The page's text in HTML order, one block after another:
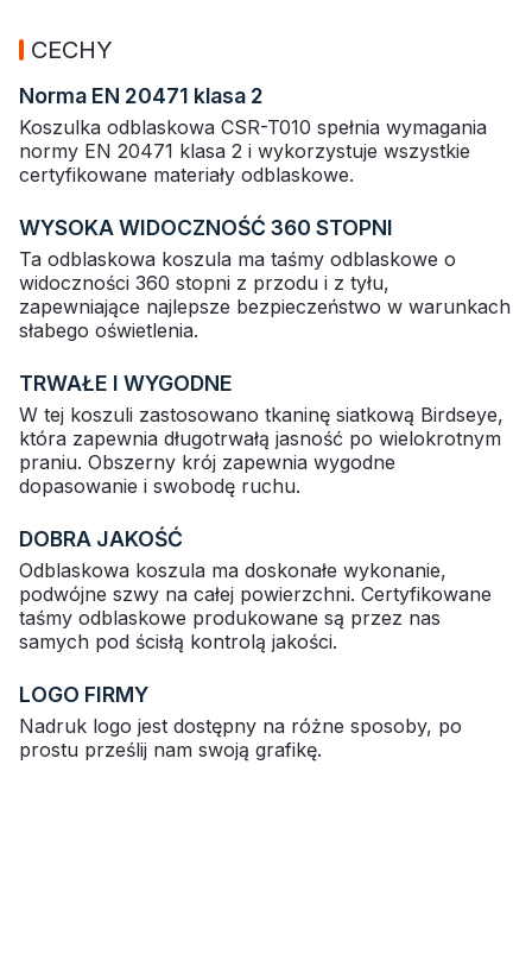
CECHY
Norma EN 20471 klasa 2
Koszulka odblaskowa CSR-T010 spełnia wymagania
normy EN 20471 klasa 2 i wykorzystuje wszystkie
certyfikowane materiały odblaskowe.
WYSOKA WIDOCZNOŚĆ 360 STOPNI
Ta odblaskowa koszula ma taśmy odblaskowe o
widoczności 360 stopni z przodu i z tyłu,
zapewniające najlepsze bezpieczeństwo w warunkach
słabego oświetlenia.
TRWAŁE I WYGODNE
W tej koszuli zastosowano tkaninę siatkową Birdseye,
która zapewnia długotrwałą jasność po wielokrotnym
praniu. Obszerny krój zapewnia wygodne
dopasowanie i swobodę ruchu.
DOBRA JAKOŚĆ
Odblaskowa koszula ma doskonałe wykonanie,
podwójne szwy na całej powierzchni. Certyfikowane
taśmy odblaskowe produkowane są przez nas
samych pod ścisłą kontrolą jakości.
LOGO FIRMY
Nadruk logo jest dostępny na różne sposoby, po
prostu prześlij nam swoją grafikę.